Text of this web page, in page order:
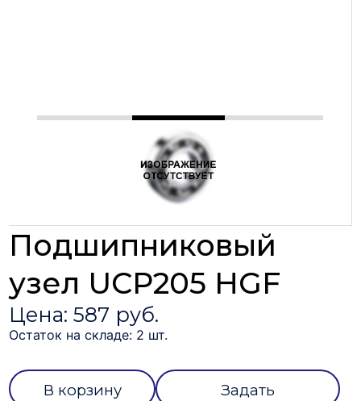
Подшипниковый
узел UCP205 HGF
Цена: 587 руб.
Остаток на складе: 2 шт.
В корзину
Задать